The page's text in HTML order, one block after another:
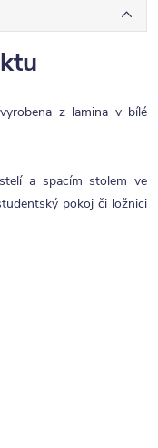
z lamina v bílé
a spacím stolem ve
pokoj či ložnici